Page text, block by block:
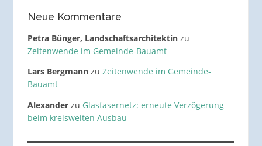
Neue Kommentare
Petra Bünger, Landschaftsarchitektinzu
Zeitenwende im Gemeinde-Bauamt
Lars Bergmannzu Zeitenwende im Gemeinde-
Bauamt
Alexanderzu Glasfasernetz: erneute Verzögerung
beim kreisweiten Ausbau